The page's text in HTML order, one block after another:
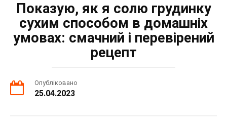
Показую, як я солю грудинку
сухим способом в домашніх
умовах: смачний і перевірений
рецепт
Опубліковано
25.04.2023